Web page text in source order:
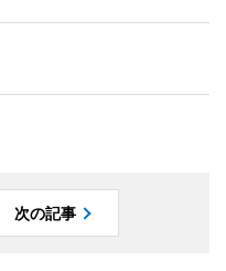
次の記事